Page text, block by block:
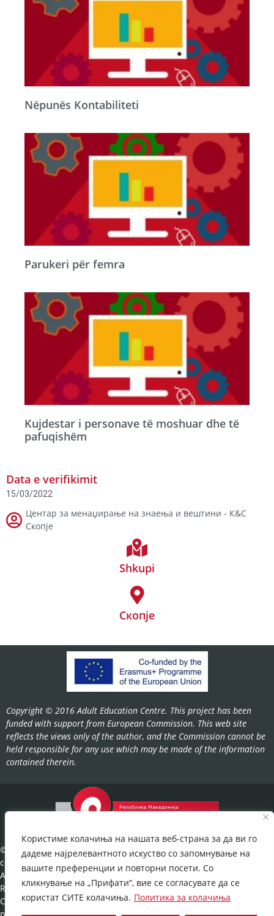
Користиме колачиња на нашата веб-страна за да ви го
дадеме најрелевантното искуство со запомнување на
вашите преференции и повторни посети. Со
кликнување на „Прифати“, вие се согласувате да се
користат СИТЕ колачиња. Политика за колачиња
Nëpunës Kontabiliteti
Parukeri për femra
Kujdestar i personave të moshuar dhe të
pafuqishëm
Data e verifikimit
15/03/2022
Центар за менаџирање на знаења и вештини - К&С
Скопје
Shkupi
Скопје
Copyright © 2016 Adult Education Centre. This project has been
funded with support from European Commission. This web site
reflects the views only of the author, and the Commission cannot be
held responsible for any use which may be made of the information
contained therein.
©2022-
cov.gov.mk.
All Rights
Reserved.
Cookies
policy©